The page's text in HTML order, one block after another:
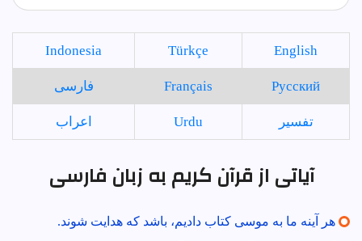
English
Türkçe
Indonesia
Русский
Français فارسی
تفسير Urdu اعراب
آیاتی از قرآن کریم به زبان فارسی
هر آينه ما به موسى كتاب داديم، باشد كه هدايت شوند.